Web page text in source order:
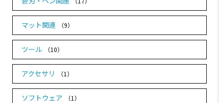
マット関連 （9）
ツール （10）
アクセサリ （1）
ソフトウェア （1）